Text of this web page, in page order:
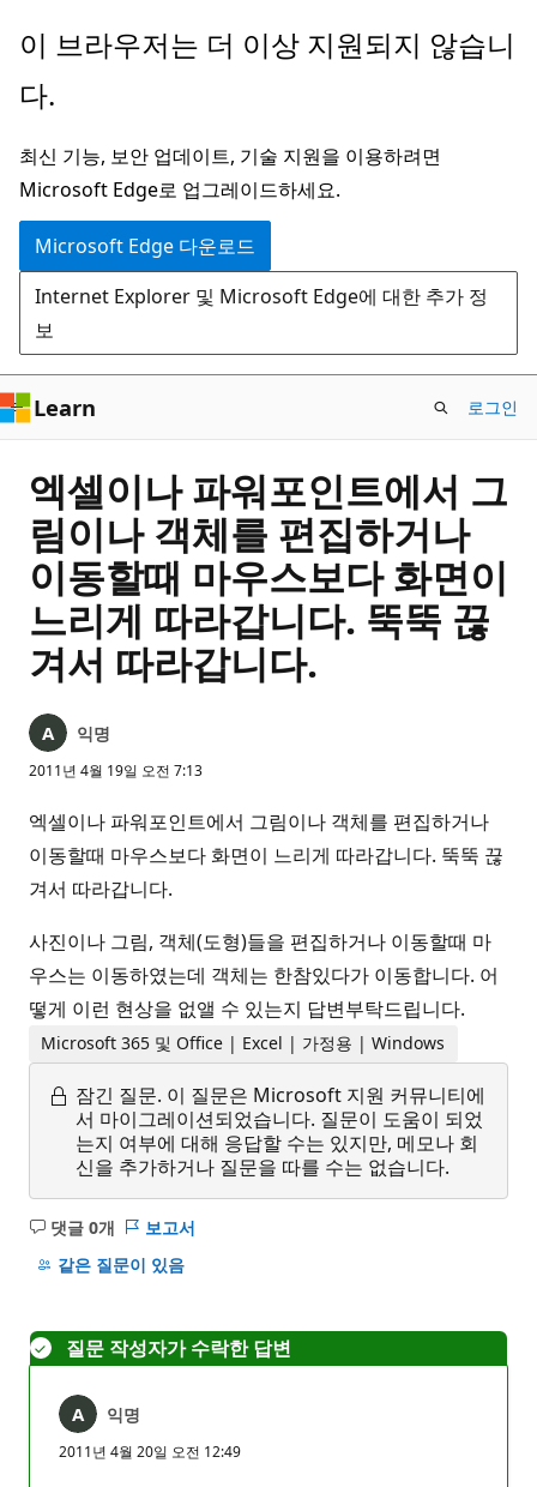
주
콘
츠
로
건
너
뛰
기
이 브라우저는 더 이상 지원되지 않습니
다.
최신 기능, 보안 업데이트, 기술 지원을 이용하려면
Microsoft Edge로 업그레이드하세요.
Microsoft Edge 다운로드
Internet Explorer 및 Microsoft Edge에 대한 추가 정
보
Learn 로그인
엑셀이나 파워포인트에서 그
림이나 객체를 편집하거나
이동할때 마우스보다 화면이
느리게 따라갑니다. 뚝뚝 끊
겨서 따라갑니다.
익명
2011년 4월 19일 오전 7:13
엑셀이나 파워포인트에서 그림이나 객체를 편집하거나
이동할때 마우스보다 화면이 느리게 따라갑니다. 뚝뚝 끊
겨서 따라갑니다.
사진이나 그림, 객체(도형)들을 편집하거나 이동할때 마
우스는 이동하였는데 객체는 한참있다가 이동합니다. 어
떻게 이런 현상을 없앨 수 있는지 답변부탁드립니다.
Microsoft 365 및 Office | Excel | 가정용 | Windows
잠긴 질문. 이 질문은 Microsoft 지원 커뮤니티에
서 마이그레이션되었습니다. 질문이 도움이 되었
는지 여부에 대해 응답할 수는 있지만, 메모나 회
신을 추가하거나 질문을 따를 수는 없습니다.
댓글 0개
설
명
보고서
같은 질문이 있음
질문 작성자가 수락한 답변
익명
2011년 4월 20일 오전 12:49